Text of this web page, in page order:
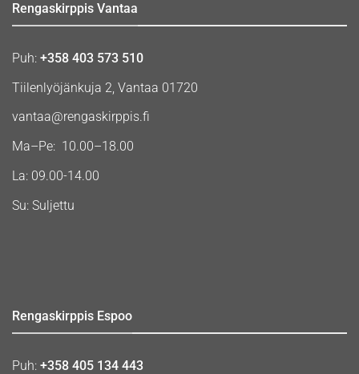
Rengaskirppis Vantaa
Puh: +358 403 573 510
Tiilenlyöjänkuja 2, Vantaa 01720
vantaa@rengaskirppis.fi
Ma–Pe: 10.00–18.00
La: 09.00-14.00
Su: Suljettu
Rengaskirppis Espoo
Puh: +358 405 134 443